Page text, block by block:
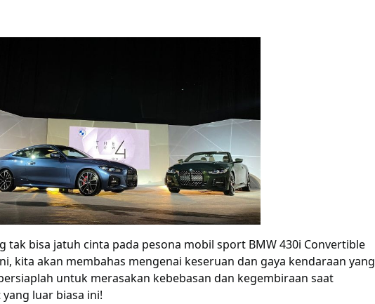
tak bisa jatuh cinta pada pesona mobil sport BMW 430i Convertible
kita akan membahas mengenai keseruan dan gaya kendaraan yang
untuk merasakan kebebasan dan kegembiraan saat
luar biasa ini!